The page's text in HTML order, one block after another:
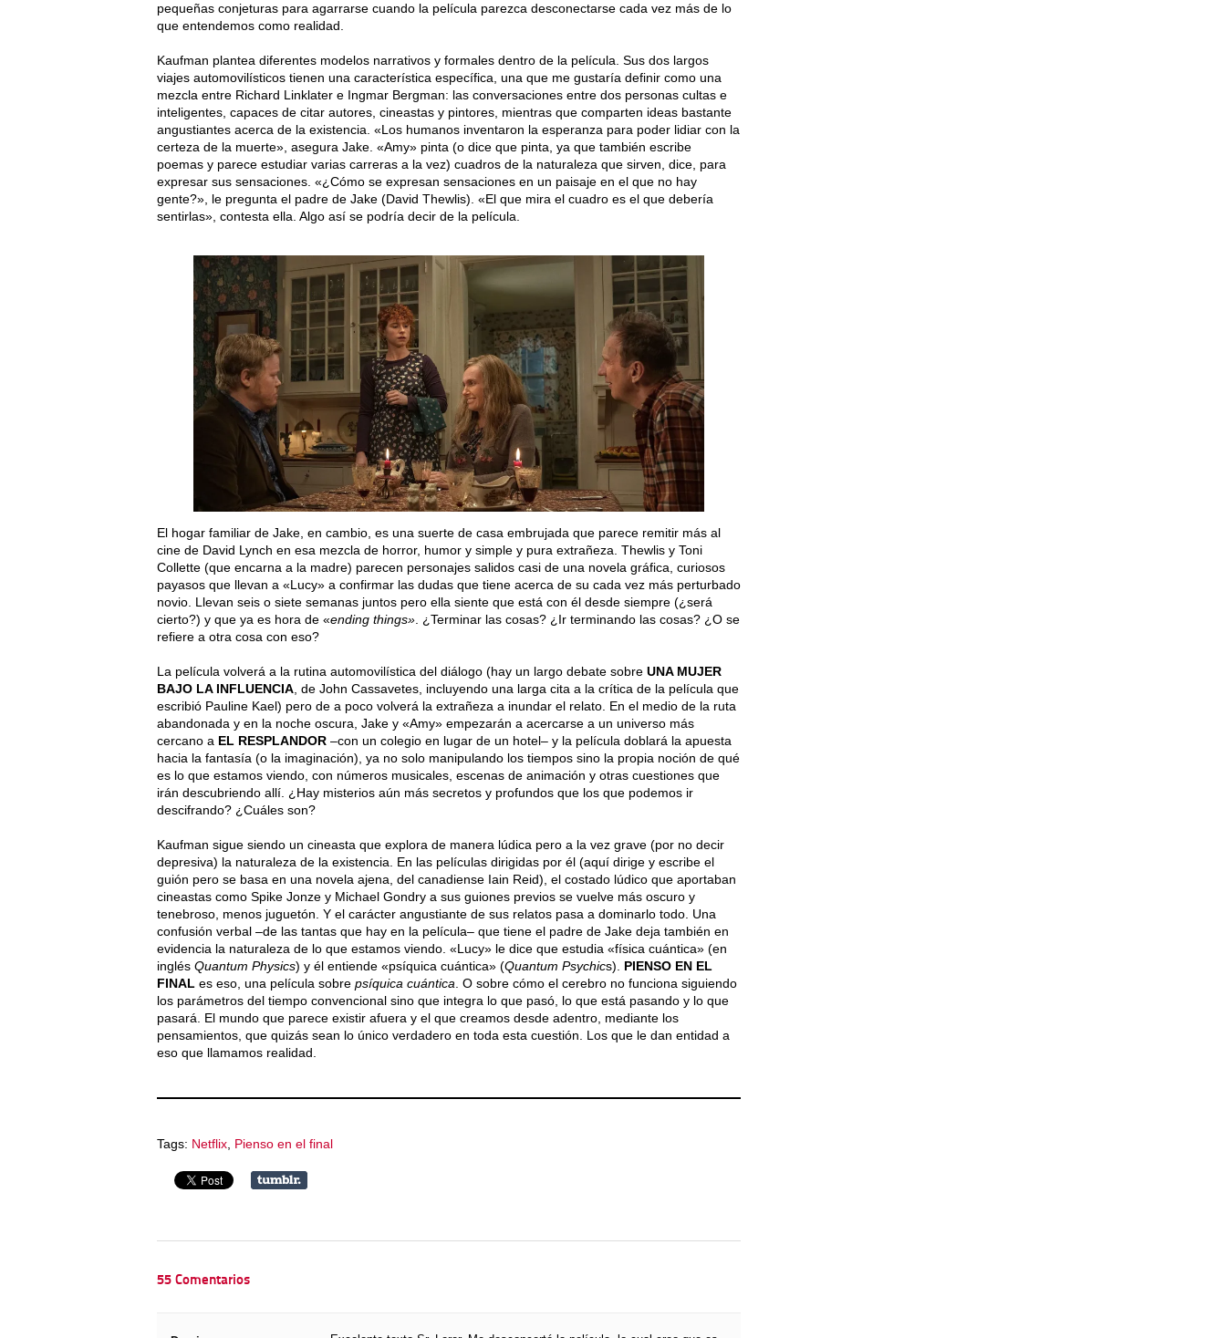
pequeñas conjeturas para agarrarse cuando la película parezca desconectarse cada vez más de lo
que entendemos como realidad.
Kaufman plantea diferentes modelos narrativos y formales dentro de la película. Sus dos largos
viajes automovilísticos tienen una característica específica, una que me gustaría definir como una
mezcla entre Richard Linklater e Ingmar Bergman: las conversaciones entre dos personas cultas e
inteligentes, capaces de citar autores, cineastas y pintores, mientras que comparten ideas bastante
angustiantes acerca de la existencia. «Los humanos inventaron la esperanza para poder lidiar con la
certeza de la muerte», asegura Jake. «Amy» pinta (o dice que pinta, ya que también escribe
poemas y parece estudiar varias carreras a la vez) cuadros de la naturaleza que sirven, dice, para
expresar sus sensaciones. «¿Cómo se expresan sensaciones en un paisaje en el que no hay
gente?», le pregunta el padre de Jake (David Thewlis). «El que mira el cuadro es el que debería
sentirlas», contesta ella. Algo así se podría decir de la película.
El hogar familiar de Jake, en cambio, es una suerte de casa embrujada que parece remitir más al
cine de David Lynch en esa mezcla de horror, humor y simple y pura extrañeza. Thewlis y Toni
Collette (que encarna a la madre) parecen personajes salidos casi de una novela gráfica, curiosos
payasos que llevan a «Lucy» a confirmar las dudas que tiene acerca de su cada vez más perturbado
novio. Llevan seis o siete semanas juntos pero ella siente que está con él desde siempre (¿será
cierto?) y que ya es hora de «ending things» . ¿Terminar las cosas? ¿Ir terminando las cosas? ¿O se
refiere a otra cosa con eso?
La película volverá a la rutina automovilística del diálogo (hay un largo debate sobre UNA MUJER
BAJO LA INFLUENCIA , de John Cassavetes, incluyendo una larga cita a la crítica de la película que
escribió Pauline Kael) pero de a poco volverá la extrañeza a inundar el relato. En el medio de la ruta
abandonada y en la noche oscura, Jake y «Amy» empezarán a acercarse a un universo más
cercano a EL RESPLANDOR –con un colegio en lugar de un hotel– y la película doblará la apuesta
hacia la fantasía (o la imaginación), ya no solo manipulando los tiempos sino la propia noción de qué
es lo que estamos viendo, con números musicales, escenas de animación y otras cuestiones que
irán descubriendo allí. ¿Hay misterios aún más secretos y profundos que los que podemos ir
descifrando? ¿Cuáles son?
Kaufman sigue siendo un cineasta que explora de manera lúdica pero a la vez grave (por no decir
depresiva) la naturaleza de la existencia. En las películas dirigidas por él (aquí dirige y escribe el
guión pero se basa en una novela ajena, del canadiense Iain Reid), el costado lúdico que aportaban
cineastas como Spike Jonze y Michael Gondry a sus guiones previos se vuelve más oscuro y
tenebroso, menos juguetón. Y el carácter angustiante de sus relatos pasa a dominarlo todo. Una
confusión verbal –de las tantas que hay en la película– que tiene el padre de Jake deja también en
evidencia la naturaleza de lo que estamos viendo. «Lucy» le dice que estudia «física cuántica» (en
inglés Quantum Physics) y él entiende «psíquica cuántica» (Quantum Psychics). PIENSO EN EL
FINAL es eso, una película sobre psíquica cuántica . O sobre cómo el cerebro no funciona siguiendo
los parámetros del tiempo convencional sino que integra lo que pasó, lo que está pasando y lo que
pasará. El mundo que parece existir afuera y el que creamos desde adentro, mediante los
pensamientos, que quizás sean lo único verdadero en toda esta cuestión. Los que le dan entidad a
eso que llamamos realidad.
Tags: Netflix Pienso en el final
55 Comentarios